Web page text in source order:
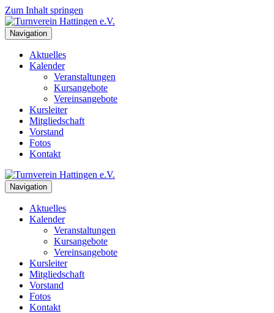
Zum Inhalt springen
Navigation
Aktuelles
Kalender
Veranstaltungen
Kursangebote
Vereinsangebote
Kursleiter
Mitgliedschaft
Vorstand
Fotos
Kontakt
Navigation
Aktuelles
Kalender
Veranstaltungen
Kursangebote
Vereinsangebote
Kursleiter
Mitgliedschaft
Vorstand
Fotos
Kontakt